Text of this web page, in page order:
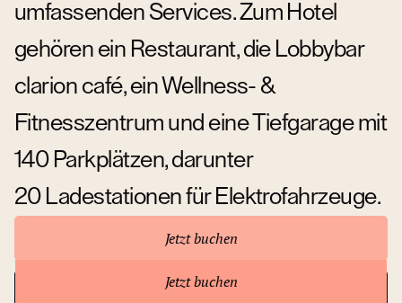
umfassenden Services. Zum Hotel
gehören ein Restaurant, die Lobbybar
clarion café, ein Wellness- &
Fitnesszentrum und eine Tiefgarage mit
140 Parkplätzen, darunter
20 Ladestationen für Elektrofahrzeuge.
Jetzt buchen
Jetzt buchen
Weiter zur Hotel-Homepage